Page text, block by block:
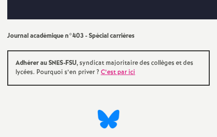
s
E
Journal académique n°403 - Spécial carrières
Adhérer au SNES-FSU, syndicat majoritaire des collèges et des
lycées. Pourquoi s’en priver? C’est par ici